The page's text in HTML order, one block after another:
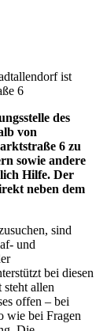
ist
6
des
von
6 zu
sowie andere
Hilfe. Der
neben dem
sind
und
bei diesen
allen
offen – bei
wie bei Fragen